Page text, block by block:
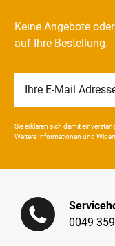
Keine Angebote
auf Ihre Bestellung.
Honig
Sie erklären sich damit
Weitere Infor­mationen und
0049